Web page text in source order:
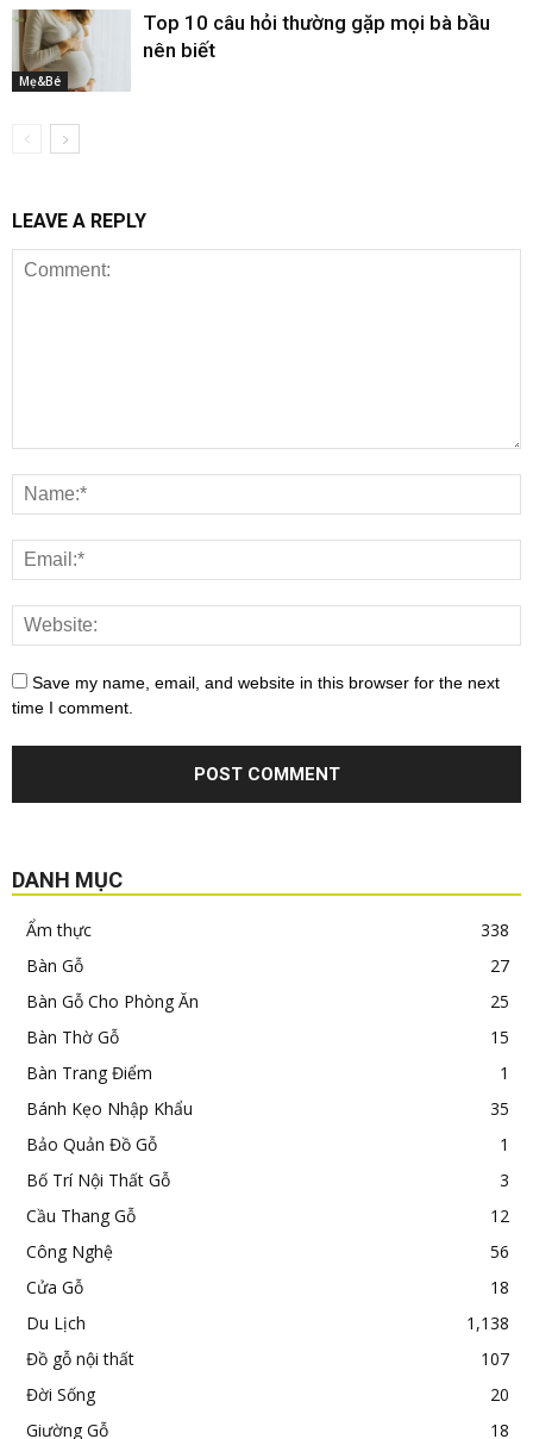
Mẹ&Bé
Top 10 câu hỏi thường gặp mọi bà bầu
nên biết
LEAVE A REPLY
Save my name, email, and website in this browser for the next
time I comment.
DANH MỤC
Ẩm thực
338
Bàn Gỗ
27
Bàn Gỗ Cho Phòng Ăn
25
Bàn Thờ Gỗ
15
Bàn Trang Điểm
1
Bánh Kẹo Nhập Khẩu
35
Bảo Quản Đồ Gỗ
1
Bố Trí Nội Thất Gỗ
3
Cầu Thang Gỗ
12
Công Nghệ
56
Cửa Gỗ
18
Du Lịch
1,138
Đồ gỗ nội thất
107
Đời Sống
20
Giường Gỗ
18